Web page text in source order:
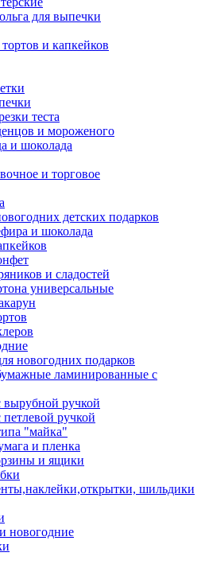
для выпечки
и капкейков
теста
и мороженого
и шоколада
и торговое
детских подарков
и шоколада
и сладостей
универсальные
новогодних подарков
ламинированные с
вырубной ручкой
ручкой
"майка"
и пленка
и ящики
шильдики
новогодние